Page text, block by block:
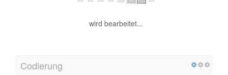
wird bearbeitet...
Codierung